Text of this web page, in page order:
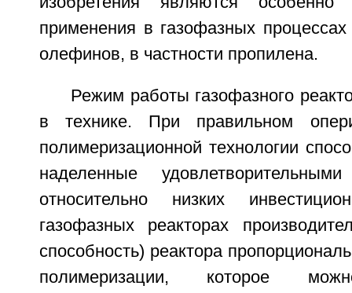
применения в газофазных
олефинов, в частности пропилена.
Режим работы газофазного
в технике. При правильном
полимеризационной технологии
наделенные
относительно низких
газофазных реакторах
способность) реактора
полимеризации, которое